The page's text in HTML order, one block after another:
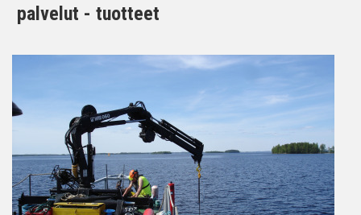
palvelut - tuotteet